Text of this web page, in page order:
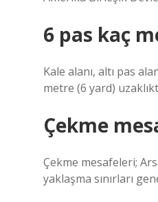
6 pas kaç
Kale alanı, altı pas
metre (6 yard)
Çekme
Çekme mesafeleri;
yaklaşma sınırları